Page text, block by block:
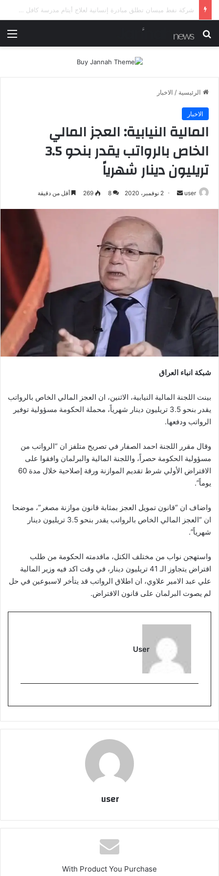
بحث عن
الرئيسية / الاخبار
الاخبار
المالية النيابية: العجز المالي
الخاص بالرواتب يقدر بنحو 3.5
تريليون دينار شهرياً
user
أرسل 2 نوفمبر، 2020 8
269 أقل من دقيقة
شبكة انباء العراق
بينت اللجنة المالية النيابية، الاثنين، ان العجز المالي الخاص بالرواتب
يقدر بنحو 3.5 تريليون دينار شهرياً، محملة الحكومة مسؤولية توفير
الرواتب ودفعها.
وقال مقرر اللجنة احمد الصفار في تصريح متلفز ان “الرواتب من
مسؤولية الحكومة حصراً، واللجنة المالية والبرلمان وافقوا على
الاقتراض الأولي شرط تقديم الموازنة ورقة إصلاحية خلال مدة 60
يوماً”.
واضاف ان “قانون تمويل العجز بمثابة قانون موازنة مصغر”، موضحا
ان “العجز المالي الخاص بالرواتب يقدر بنحو 3.5 تريليون دينار
شهرياً”.
واستهجن نواب من مختلف الكتل، ماقدمته الحكومة من طلب
اقتراض يتجاوز الـ 41 تريليون دينار، في وقت اكد فيه وزير المالية
علي عبد الامير علاوي، ان اطلاق الرواتب قد يتأخر لاسبوعين في حل
لم يصوت البرلمان على قانون الاقتراض.
User
user
With Product You Purchase